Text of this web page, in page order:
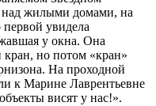
над жилыми домами, на
увидела
у окна. Она
но потом «кран»
На проходной
к Марине Лаврентьевне
висят у нас!».